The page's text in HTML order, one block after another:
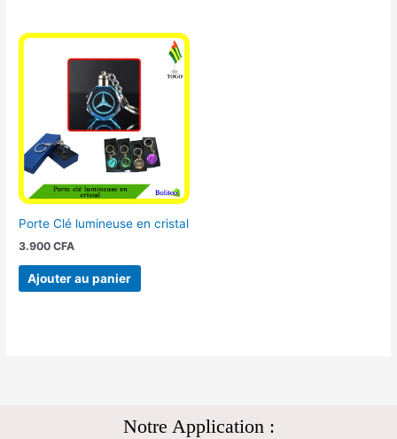
Porte Clé lumineuse en cristal
3.900CFA
Ajouter au panier
Notre Application :